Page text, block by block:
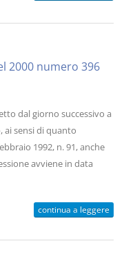
2000 numero 396
dal giorno successivo a
ai sensi di quanto
1992, n. 91, anche
avviene in data
continua a leggere